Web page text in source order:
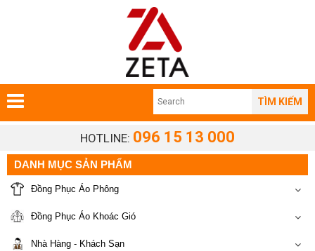
TÌM KIẾM
HOTLINE: 096 15 13 000
DANH MỤC SẢN PHẨM
Đồng Phục Áo Phông
Đồng Phục Áo Khoác Gió
Nhà Hàng - Khách Sạn